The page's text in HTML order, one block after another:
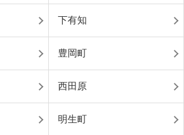
下有知
豊岡町
西田原
明生町